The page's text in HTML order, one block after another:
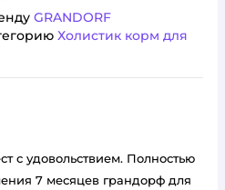
GRANDORF
Холистик корм для
с удовольствием. Полностью
7 месяцев грандорф для